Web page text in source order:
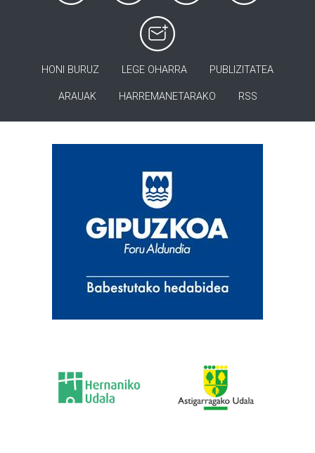
HONI BURUZ LEGE OHARRA PUBLIZITATEA
ARAUAK HARREMANETARAKO RSS